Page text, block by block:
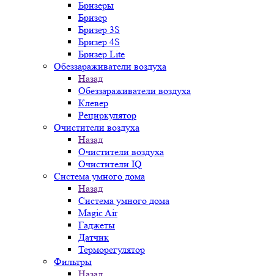
Бризеры
Бризер
Бризер 3S
Бризер 4S
Бризер Lite
Обеззараживатели воздуха
Назад
Обеззараживатели воздуха
Клевер
Рециркулятор
Очистители воздуха
Назад
Очистители воздуха
Очистители IQ
Система умного дома
Назад
Система умного дома
Magic Air
Гаджеты
Датчик
Терморегулятор
Фильтры